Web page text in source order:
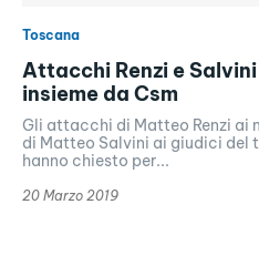
Toscana
Attacchi Renzi e
insieme da Csm
Gli attacchi di Matteo Renzi ai
di Matteo Salvini ai giudici del
hanno chiesto per...
20 Marzo 2019